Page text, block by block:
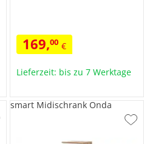
169,00 €
Lieferzeit: bis zu 7 Werktage
smart Midischrank Onda